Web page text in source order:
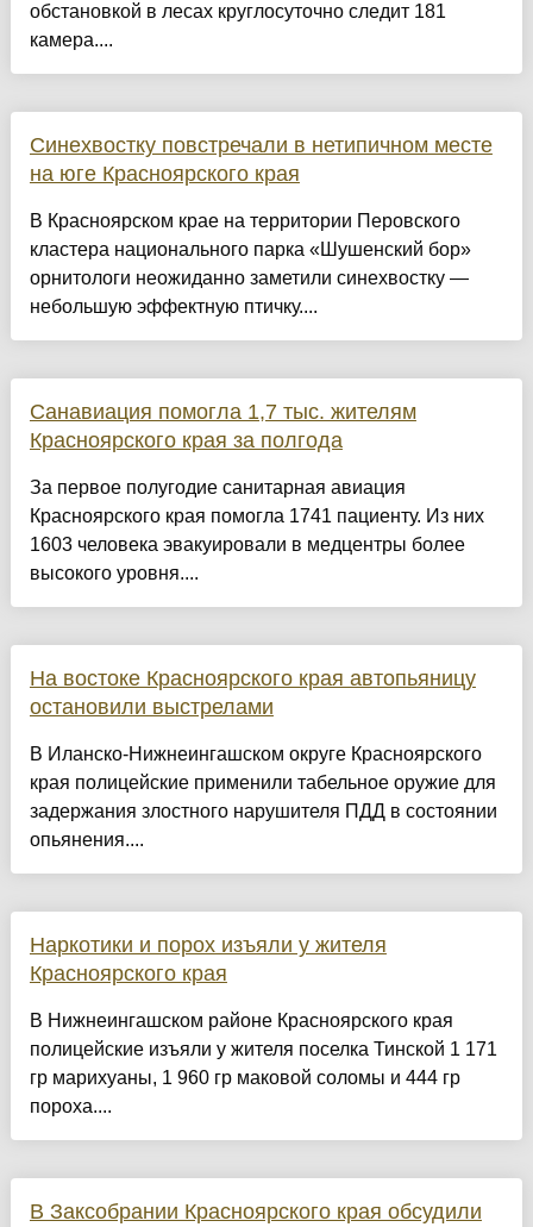
обстановкой в лесах круглосуточно следит 181
камера....
Синехвостку повстречали в нетипичном месте
на юге Красноярского края
В Красноярском крае на территории Перовского
кластера национального парка «Шушенский бор»
орнитологи неожиданно заметили синехвостку —
небольшую эффектную птичку....
Санавиация помогла 1,7 тыс. жителям
Красноярского края за полгода
За первое полугодие санитарная авиация
Красноярского края помогла 1741 пациенту. Из них
1603 человека эвакуировали в медцентры более
высокого уровня....
На востоке Красноярского края автопьяницу
остановили выстрелами
В Иланско-Нижнеингашском округе Красноярского
края полицейские применили табельное оружие для
задержания злостного нарушителя ПДД в состоянии
опьянения....
Наркотики и порох изъяли у жителя
Красноярского края
В Нижнеингашском районе Красноярского края
полицейские изъяли у жителя поселка Тинской 1 171
гр марихуаны, 1 960 гр маковой соломы и 444 гр
пороха....
В Заксобрании Красноярского края обсудили